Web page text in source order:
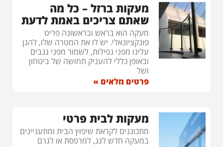
מעקות ברזל – כל מה
שאתם צריכים באמת לדעת
מעקה הוא בראש ובראשונה פריט
פונקציונאלי. יש לו את המטרה שלו, להגן
עלינו מפני נפילות, לשמור מפני גנבים
ובאופן כללי להעניק תחושה של ביטחון
ושל
פרטים מלאים »
מעקות לבית פרטי
מתכוננים לקראת שיפוץ הבית ומתעניינים
במעקה חדש לגג, למרפסת או לגרם